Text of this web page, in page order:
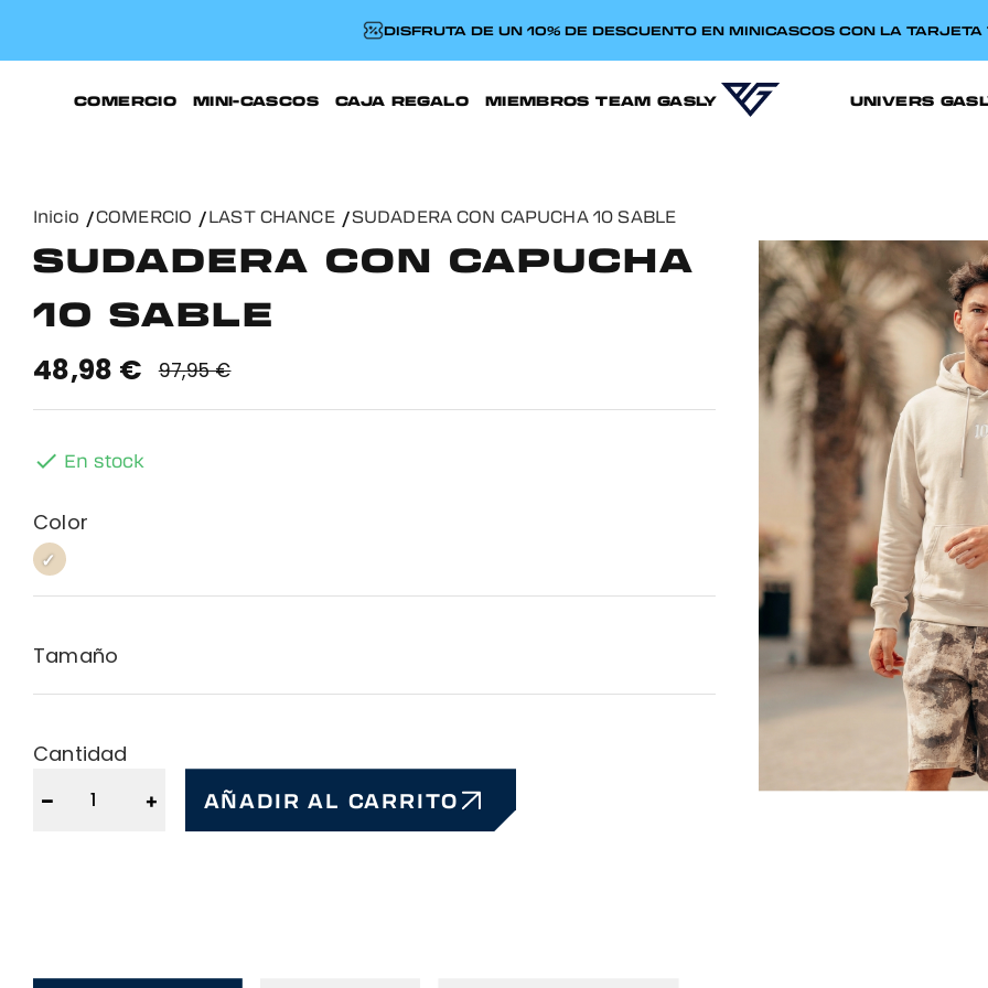
DISFRUTA DE UN 10% DE DESCUENTO EN MINICASCOS CON LA
COMERCIO MINI-CASCOS CAJA REGALO MIEMBROS TEAM GASLY UNIVERS
Inicio COMERCIO LAST CHANCE SUDADERA CON CAPUCHA 10 SABLE
SUDADERA CON CAPUCHA
10 SABLE
97,95 €
48,98 €
 En stock
Color
SABLE
Tamaño
Cantidad
− + AÑADIR AL CARRITO